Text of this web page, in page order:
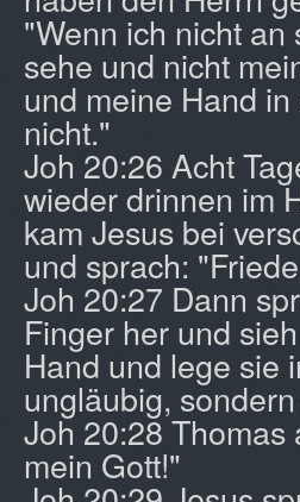
"Wenn ich nicht
sehe und nicht
und meine Hand
nicht."
Joh 20:26 Acht
wieder drinnen im
kam Jesus bei
und sprach:
Joh 20:27 Dann
Finger her und
Hand und lege sie
ungläubig,
Joh 20:28
mein Gott!"